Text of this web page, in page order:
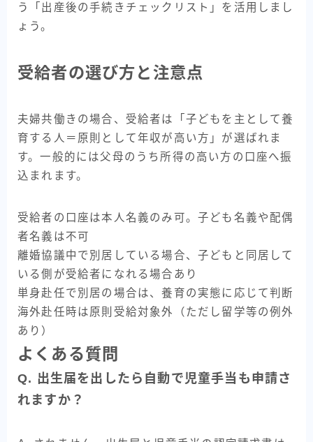
う「出産後の手続きチェックリスト」を活用しまし
ょう。
受給者の選び方と注意点
夫婦共働きの場合、受給者は「子どもを主として養
育する人＝原則として年収が高い方」が選ばれま
す。一般的には父母のうち所得の高い方の口座へ振
込まれます。
受給者の口座は本人名義のみ可。子ども名義や配偶
者名義は不可
離婚協議中で別居している場合、子どもと同居して
いる側が受給者になれる場合あり
単身赴任で別居の場合は、養育の実態に応じて判断
海外赴任時は原則受給対象外（ただし留学等の例外
あり）
よくある質問
Q. 出生届を出したら自動で児童手当も申請さ
れますか？